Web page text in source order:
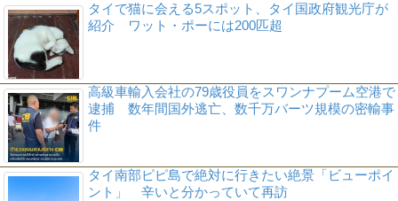
タイで猫に会える5スポット、タイ国政府観光庁が
紹介 ワット・ポーには200匹超
高級車輸入会社の79歳役員をスワンナプーム空港で
逮捕 数年間国外逃亡、数千万バーツ規模の密輸事
件
タイ南部ピピ島で絶対に行きたい絶景「ビューポイ
ント」 辛いと分かっていて再訪